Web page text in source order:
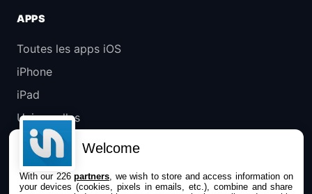
APPS
Toutes les apps iOS
iPhone
iPad
Universelles
Mac
Apple TV
Welcome
With our 226partners , we wish to store and access information on
your devices (cookies, pixels in emails, etc.), combine and share